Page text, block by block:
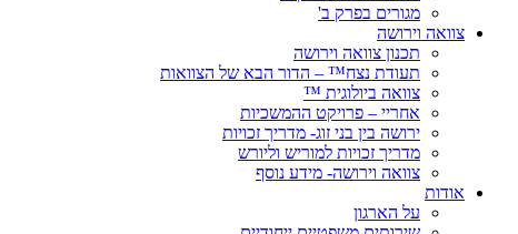
מגורים בפרק ב'
צוואה וירושה
תכנון צוואה וירושה
תעודת נצח™ – הדור הבא של הצוואות
צוואה ביולוגית ™
אחריי – פרויקט ההמשכיות
ירושה בין בני זוג- מדריך זכויות
מדריך זכויות למוריש וליורש
צוואה וירושה- מידע נוסף
אודות
על הארגון